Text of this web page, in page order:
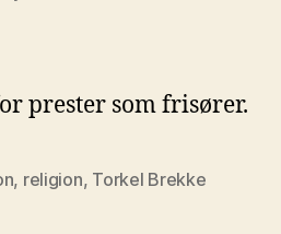
prester som frisører.
, religion, Torkel Brekke